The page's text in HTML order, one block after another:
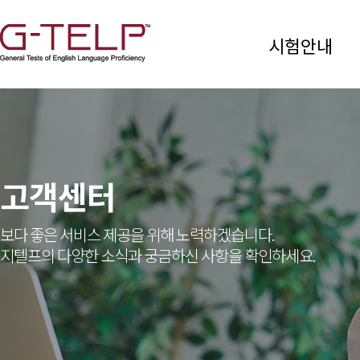
시험안내
고객센터
보다 좋은 서비스 제공을 위해 노력하겠습니다.
지텔프의 다양한 소식과 궁금하신 사항을 확인하세요.